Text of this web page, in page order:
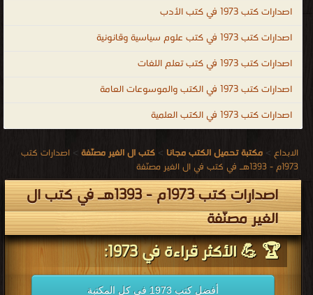
اصدارات كتب 1973 في كتب الأدب
اصدارات كتب 1973 في كتب علوم سياسية وقانونية
اصدارات كتب 1973 في كتب تعلم اللغات
اصدارات كتب 1973 في الكتب والموسوعات العامة
اصدارات كتب 1973 في الكتب العلمية
الابداع > مكتبة تحميل الكتب مجانا > كتب ال الغير مصنّفة > اصدارات كتب
1973م - 1393هـ في كتب في ال الغير مصنّفة
اصدارات كتب 1973م - 1393هـ في كتب ال
الغير مصنّفة
🏆 💪 الأكثر قراءة في 1973:
أفضل كتب 1973 في كل المكتبة